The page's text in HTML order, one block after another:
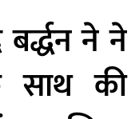
ने ने
साथ की